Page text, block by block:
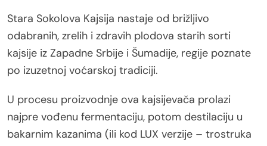
Stara Sokolova Kajsija nastaje od brižljivo
odabranih, zrelih i zdravih plodova starih sorti
kajsije iz Zapadne Srbije i Šumadije, regije poznate
po izuzetnoj voćarskoj tradiciji.
U procesu proizvodnje ova kajsijevača prolazi
najpre vođenu fermentaciju, potom destilaciju u
bakarnim kazanima (ili kod LUX verzije – trostruka